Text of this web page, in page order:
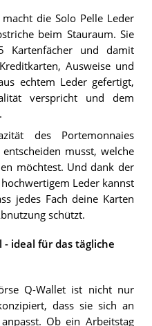
die Solo Pelle Leder
beim Stauraum. Sie
Kartenfächer und damit
Ausweise und
echtem Leder gefertigt,
verspricht und dem
des Portemonnaies
musst, welche
möchtest. Und dank der
Leder kannst
jedes Fach deine Karten
schützt.
ideal für das tägliche
Q-Wallet ist nicht nur
dass sie sich an
Ob ein Arbeitstag